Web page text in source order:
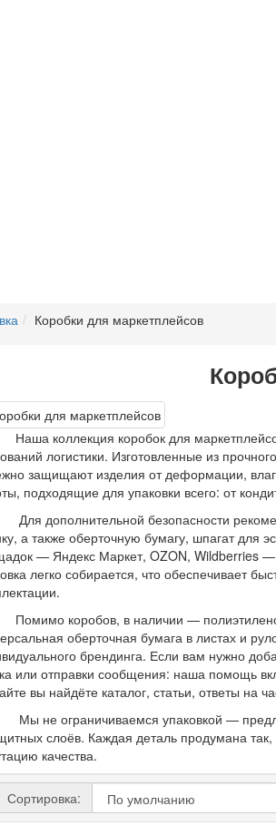
Коробки для маркетплейсов
Наша коллекция коробок для
логистики. Изготовленные из
защищают изделия от деформации,
подходящие для упаковки всего: от
Для дополнительной безопасности
а также оберточную бумагу, шпагат для
— Яндекс Маркет, OZON, Wildberries —
легко собирается, что обеспечивает
Помимо коробов, в наличии —
оберточная бумага в листах и
брендинга. Если вам нужно
или отправки сообщения: наша помощь
вы найдёте каталог, статьи, ответы на
Мы не ограничиваемся упаковкой —
слоёв. Каждая деталь продумана
качества.
Сортировка: